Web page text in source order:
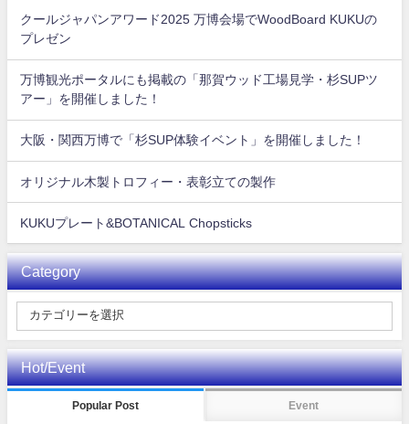
クールジャパンアワード2025 万博会場でWoodBoard KUKUの
プレゼン
万博観光ポータルにも掲載の「那賀ウッド工場見学・杉SUPツ
アー」を開催しました！
大阪・関西万博で「杉SUP体験イベント」を開催しました！
オリジナル木製トロフィー・表彰立ての製作
KUKUプレート&BOTANICAL Chopsticks
Category
Hot/Event
Popular Post Event